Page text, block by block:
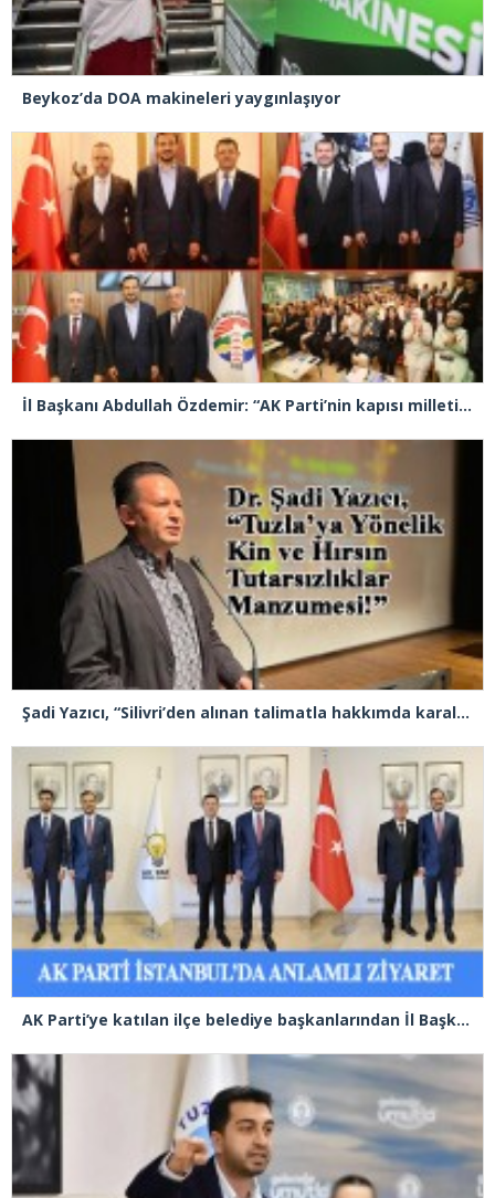
Beykoz’da DOA makineleri yaygınlaşıyor
İl Başkanı Abdullah Özdemir: “AK Parti’nin kapısı milletine hizmet etmek isteyen herkese açıktır”
Şadi Yazıcı, “Silivri’den alınan talimatla hakkımda karalama kampanyası yürütülüyor”
AK Parti’ye katılan ilçe belediye başkanlarından İl Başkanı Özdemir’e ziyaret